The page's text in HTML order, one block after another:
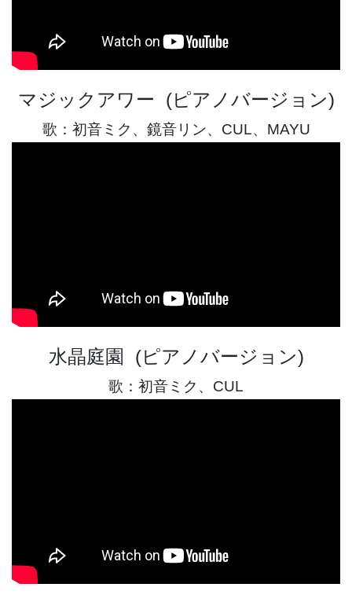
マジックアワー (ピアノバージョン)
歌：初音ミク、鏡音リン、CUL、MAYU
水晶庭園 (ピアノバージョン)
歌：初音ミク、CUL